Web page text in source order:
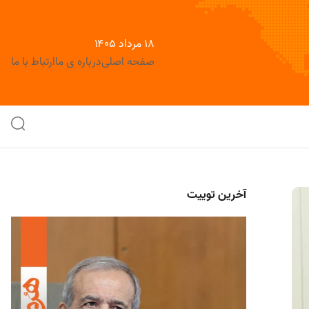
۱۸ مرداد ۱۴۰۵
صفحه اصلیدرباره ی ماارتباط با ما
آخرین توییت